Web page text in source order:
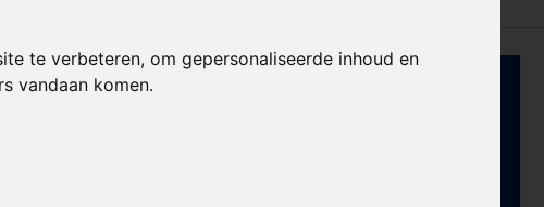
te verbeteren, om gepersonaliseerde inhoud en
vandaan komen.
bedrukte puntenslijpers al vanaf €